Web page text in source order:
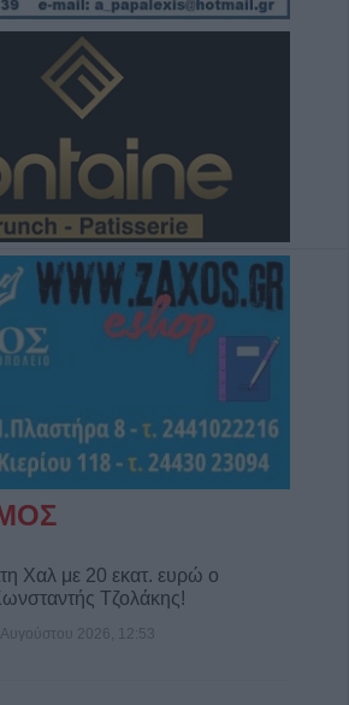
Χαλ με 20 εκατ. ευρώ ο
Τζολάκης!
2026, 12:53